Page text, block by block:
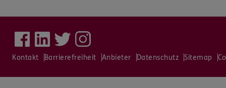
Kontakt Barrierefreiheit Anbieter Datenschutz Sitemap